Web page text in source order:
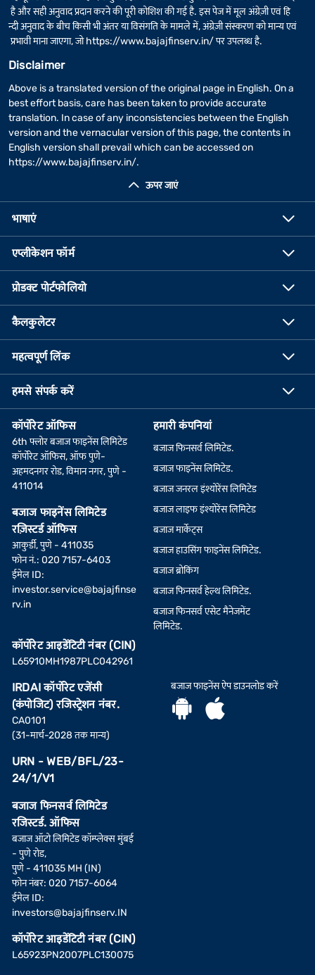
ऊपर जाएं
है और सही अनुवाद प्रदान करने की पूरी कोशिश की गई है. इस पेज में मूल अंग्रेज़ी एवं हि
न्दी अनुवाद के बीच किसी भी अंतर या विसंगति के मामले में, अंग्रेज़ी संस्करण को मान्य एवं
प्रभावी माना जाएगा, जोhttps://www.bajajfinserv.in/पर उपलब्ध है.
Disclaimer
Above is a translated version of the original page in English. On a
best effort basis, care has been taken to provide accurate
translation. In case of any inconsistencies between the English
version and the vernacular version of this page, the contents in
English version shall prevail which can be accessed on
https://www.bajajfinserv.in/.
भाषाएं
एप्लीकेशन फॉर्म
प्रोडक्ट पोर्टफोलियो
कैलकुलेटर
महत्वपूर्ण लिंक
हमसे संपर्क करें
कॉर्पोरेट ऑफिस
6th फ्लोर बजाज फाइनेंस लिमिटेड
कॉर्पोरेट ऑफिस, ऑफ पुणे-
अहमदनगर रोड, विमान नगर, पुणे -
411014
बजाज फाइनेंस लिमिटेड
रज़िस्टर्ड ऑफिस
आकुर्डी, पुणे - 411035
फोन नं.: 020 7157-6403
ईमेल ID:
investor.service@bajajfinse
rv.in
कॉर्पोरेट आइडेंटिटी नंबर (CIN)
L65910MH1987PLC042961
IRDAI कॉर्पोरेट एजेंसी
(कंपोजिट) रजिस्ट्रेशन नंबर.
CA0101
(31-मार्च-2028 तक मान्य)
URN - WEB/BFL/23-
24/1/V1
बजाज फिनसर्व लिमिटेड
रजिस्टर्ड. ऑफिस
बजाज ऑटो लिमिटेड कॉम्प्लेक्स मुंबई
- पुणे रोड,
पुणे - 411035 MH (IN)
फोन नंबर: 020 7157-6064
ईमेल ID:
investors@bajajfinserv.IN
कॉर्पोरेट आइडेंटिटी नंबर (CIN)
L65923PN2007PLC130075
हमारी कंपनियां
बजाज फिनसर्व लिमिटेड.
बजाज फाइनेंस लिमिटेड.
बजाज जनरल इंश्योरेंस लिमिटेड
बजाज लाइफ इंश्योरेंस लिमिटेड
बजाज मार्केट्स
बजाज हाउसिंग फाइनेंस लिमिटेड.
बजाज ब्रोकिंग
बजाज फिनसर्व हेल्थ लिमिटेड.
बजाज फिनसर्व एसेट मैनेजमेंट
लिमिटेड.
बजाज फाइनेंस ऐप डाउनलोड करें